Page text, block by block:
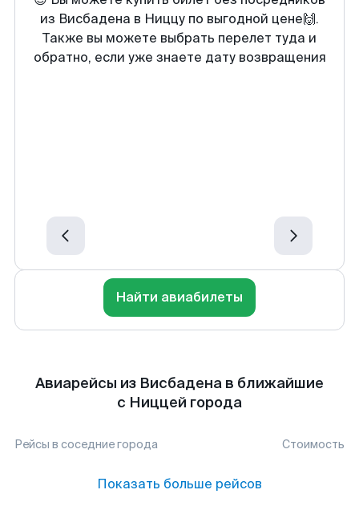
из Висбадена в Ниццу по выгодной цене🙌.
Также вы можете выбрать перелет туда и
обратно, если уже знаете дату возвращения
Найти авиабилеты
Авиарейсы из Висбадена в ближайшие
с Ниццей города
Рейсы в соседние города Стоимость
Показать больше рейсов